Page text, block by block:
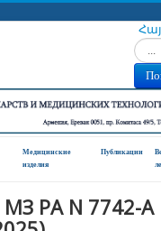
Медицинские
изделия
Публикации
РА N 7742-A